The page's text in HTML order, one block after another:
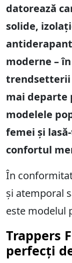
datorează
solide,
moderne –
trendsetterii
mai departe
modelele
femei și
confortul
În
și atemporal
este modelul
Trappers
perfecți